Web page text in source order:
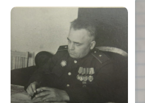
району Полтавської